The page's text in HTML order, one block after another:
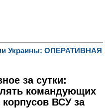
Украины: ОПЕРАТИВНАЯ
за сутки:
командующих
корпусов ВСУ за